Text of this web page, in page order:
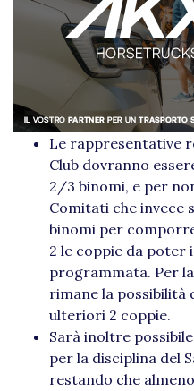
Le rappresentative
Club dovranno
2/3 binomi, e per
Comitati che invece
binomi per
2 le coppie da poter
programmata. Per
rimane la possibilità
ulteriori 2 coppie.
Sarà inoltre
per la disciplina del
restando che